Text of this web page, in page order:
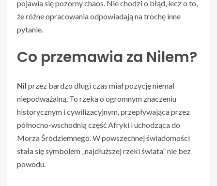
pojawia się pozorny chaos. Nie chodzi o błąd, lecz o to,
że różne opracowania odpowiadają na trochę inne
pytanie.
Co przemawia za Nilem?
Nil przez bardzo długi czas miał pozycję niemal
niepodważalną. To rzeka o ogromnym znaczeniu
historycznym i cywilizacyjnym, przepływająca przez
północno-wschodnią część Afryki i uchodząca do
Morza Śródziemnego. W powszechnej świadomości
stała się symbolem „najdłuższej rzeki świata” nie bez
powodu.